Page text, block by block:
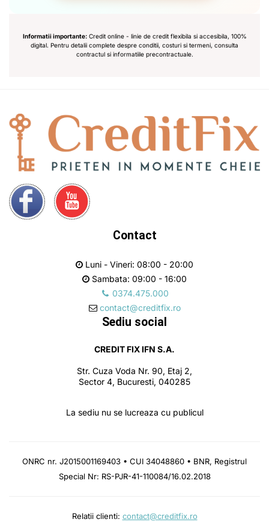
Informatii importante:Credit online - linie de credit flexibila si accesibila, 100%
digital. Pentru detalii complete despre conditii, costuri si termeni, consulta
contractul si informatiile precontractuale.
Contact
Luni - Vineri: 08:00 - 20:00
Sambata: 09:00 - 16:00
0374.475.000
contact@creditfix.ro
Sediu social
CREDIT FIX IFN S.A.
Str. Cuza Voda Nr. 90, Etaj 2,
Sector 4, Bucuresti, 040285
La sediu nu se lucreaza cu publicul
ONRC nr. J2015001169403 • CUI 34048860 • BNR, Registrul
Special Nr: RS-PJR-41-110084/16.02.2018
Relatii clienti: contact@creditfix.ro